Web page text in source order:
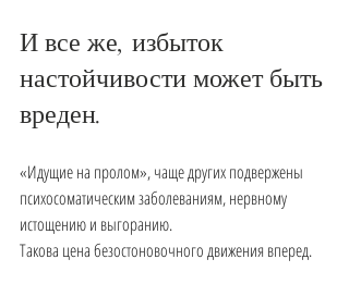
И все же, избыток
настойчивости может быть
вреден.
«Идущие на пролом», чаще других подвержены
психосоматическим заболеваниям, нервному
истощению и выгоранию.
Такова цена безостоновочного движения вперед.